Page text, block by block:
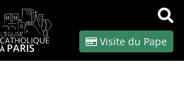
OK
Visite du Pape